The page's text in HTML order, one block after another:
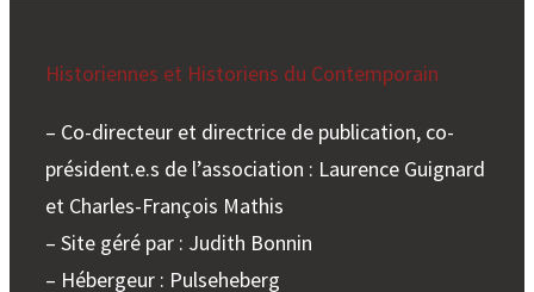
Historiennes et Historiens du Contemporain
– Co-directeur et directrice de publication, co-
président.e.s de l’association : Laurence Guignard
et Charles-François Mathis
– Site géré par : Judith Bonnin
– Hébergeur : Pulseheberg